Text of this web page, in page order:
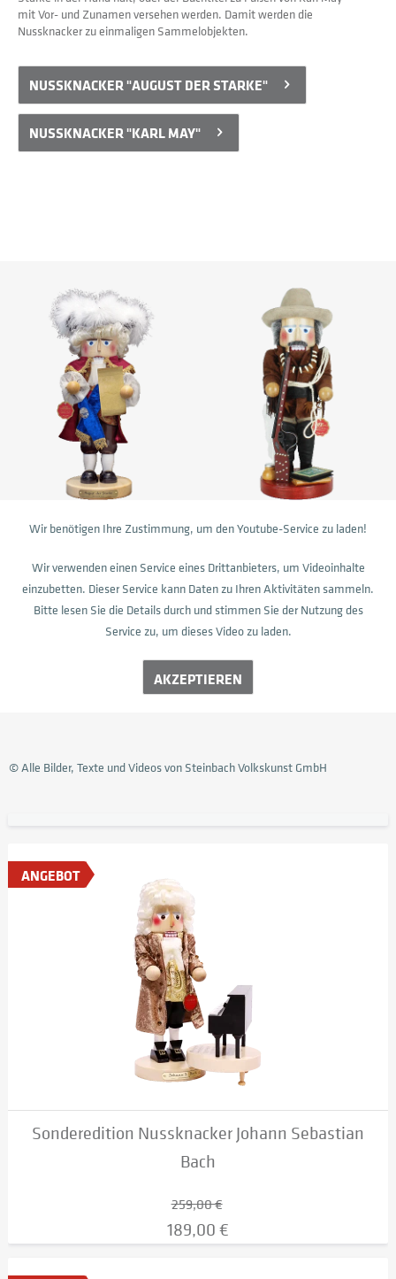
mit Vor- und Zunamen versehen werden. Damit werden die
Nussknacker zu einmaligen Sammelobjekten.
NUSSKNACKER "AUGUST DER STARKE"
NUSSKNACKER "KARL MAY"
Wir benötigen Ihre Zustimmung, um den Youtube-Service zu laden!
Wir verwenden einen Service eines Drittanbieters, um Videoinhalte
einzubetten. Dieser Service kann Daten zu Ihren Aktivitäten sammeln.
Bitte lesen Sie die Details durch und stimmen Sie der Nutzung des
Service zu, um dieses Video zu laden.
AKZEPTIEREN
© Alle Bilder, Texte und Videos von Steinbach Volkskunst GmbH
ANGEBOT
Sonderedition Nussknacker Johann Sebastian
Bach
259,00 €
189,00 €